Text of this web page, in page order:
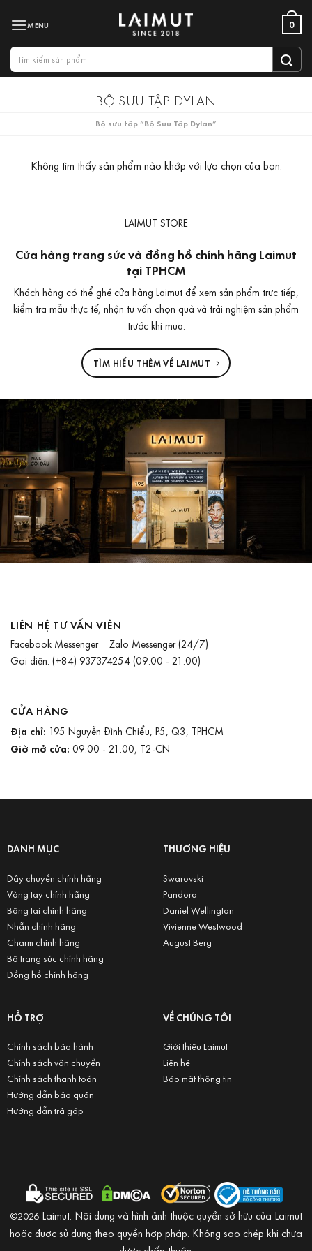
qua
nội
dung
0
Tìm
kiếm:
BỘ SƯU TẬP DYLAN
Bộ sưu tập “Bộ Sưu Tập Dylan”
Không tìm thấy sản phẩm nào khớp với lựa chọn của bạn.
LAIMUT STORE
Cửa hàng trang sức và đồng hồ chính hãng Laimut
tại TPHCM
Khách hàng có thể ghé cửa hàng Laimut để xem sản phẩm trực tiếp,
kiểm tra mẫu thực tế, nhận tư vấn chọn quà và trải nghiệm sản phẩm
trước khi mua.
TÌM HIỂU THÊM VỀ LAIMUT
LIÊN HỆ TƯ VẤN VIÊN
Facebook Messenger Zalo Messenger(24/7)
Gọi điện: (+84) 937374254(09:00 - 21:00)
CỬA HÀNG
Địa chỉ: 195 Nguyễn Đình Chiểu, P5, Q3, TPHCM
Giờ mở cửa: 09:00 - 21:00, T2-CN
DANH MỤC
Dây chuyền chính hãng
Vòng tay chính hãng
Bông tai chính hãng
Nhẫn chính hãng
Charm chính hãng
Bộ trang sức chính hãng
Đồng hồ chính hãng
THƯƠNG HIỆU
Swarovski
Pandora
Daniel Wellington
Vivienne Westwood
August Berg
HỖ TRỢ
Chính sách bảo hành
Chính sách vận chuyển
Chính sách thanh toán
Hướng dẫn bảo quản
Hướng dẫn trả góp
VỀ CHÚNG TÔI
Giới thiệu Laimut
Liên hệ
Bảo mật thông tin
©2026 Laimut. Nội dung và hình ảnh thuộc quyền sở hữu của Laimut
hoặc được sử dụng theo quyền hợp pháp. Không sao chép khi chưa